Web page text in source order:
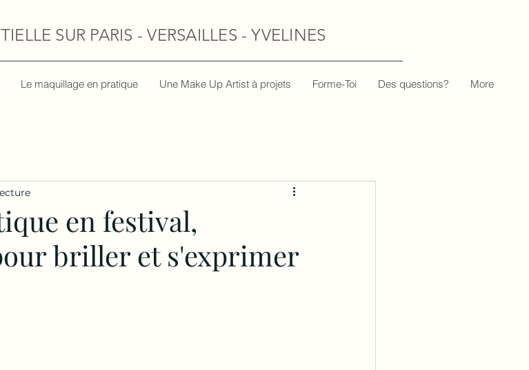
SUR PARIS - VERSAILLES - YVELINES
Le maquillage en pratique Une Make Up Artist à projets Forme-Toi Des questions? More
en festival,
briller et s'exprimer